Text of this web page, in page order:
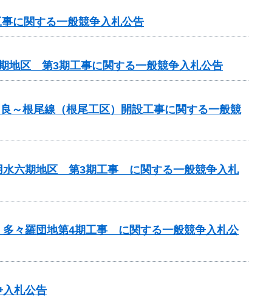
に関する一般競争入札公告
地区 第3期工事に関する一般競争入札公告
～根尾線（根尾工区）開設工事に関する一般競
水六期地区 第3期工事 に関する一般競争入札
々羅団地第4期工事 に関する一般競争入札公
札公告